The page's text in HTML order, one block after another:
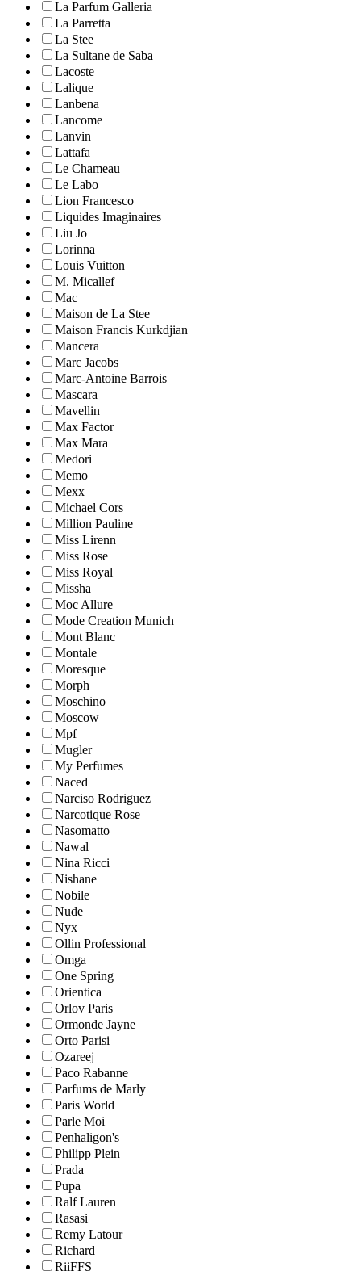
La Parfum Galleria
La Parretta
La Stee
La Sultane de Saba
Lacoste
Lalique
Lanbena
Lancome
Lanvin
Lattafa
Le Chameau
Le Labo
Lion Francesco
Liquides Imaginaires
Liu Jo
Lorinna
Louis Vuitton
M. Micallef
Mac
Maison de La Stee
Maison Francis Kurkdjian
Mancera
Marc Jacobs
Marc-Antoine Barrois
Mascara
Mavellin
Max Factor
Max Mara
Medori
Memo
Mexx
Michael Cors
Million Pauline
Miss Lirenn
Miss Rose
Miss Royal
Missha
Moc Allure
Mode Creation Munich
Mont Blanc
Montale
Moresque
Morph
Moschino
Moscow
Mpf
Mugler
My Perfumes
Naced
Narciso Rodriguez
Narcotique Rose
Nasomatto
Nawal
Nina Ricci
Nishane
Nobile
Nude
Nyx
Ollin Professional
Omga
One Spring
Orientica
Orlov Paris
Ormonde Jayne
Orto Parisi
Ozareej
Paco Rabanne
Parfums de Marly
Paris World
Parle Moi
Penhaligon's
Philipp Plein
Prada
Pupa
Ralf Lauren
Rasasi
Remy Latour
Richard
RiiFFS